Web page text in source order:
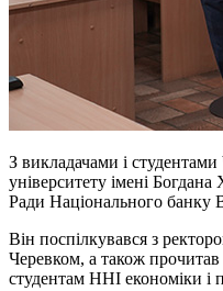
З викладачами і
університету імені
Ради Національного банку
Він поспілкувався з
Черевком, а також прочитав
студентам ННІ економіки і